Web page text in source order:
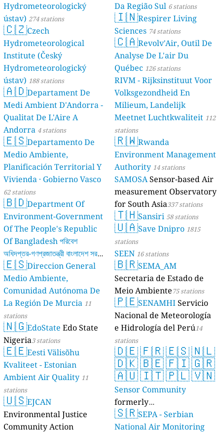
Hydrometeorologický
ústav) 274 stations
🇨🇿Czech
Hydrometeorological
Institute (Český
Hydrometeorologický
ústav) 188 stations
🇦🇩Departament De
Medi Ambient D'Andorra -
Qualitat De L'Aire A
Andorra 4 stations
🇪🇸Departamento De
Medio Ambiente,
Planificación Territorial Y
Vivienda · Gobierno Vasco
62 stations
🇧🇩Department Of
Environment-Government
Of The People's Republic
Of Bangladesh পরিবেশ
অধিদপ্তর-গণপ্রজাতন্ত্রী বাংলাদেশ সরকার
17 stations
🇪🇸Direccion General
Medio Ambiente,
Comunidad Autónoma De
La Región De Murcia 11
stations
🇳🇬EdoState Edo State
Nigeria3 stations
🇪🇪Eesti Välisõhu
Kvaliteet - Estonian
Ambient Air Quality 11
stations
🇺🇸EJCAN
Environmental Justice
Community Action
Da Região Sul 6 stations
🇮🇳Respirer Living
Sciences 74 stations
🇨🇦Revolv'Air, Outil De
Analyse De L'air Du
Québec 126 stations
RIVM - Rijksinstituut Voor
Volksgezondheid En
Milieum, Landelijk
Meetnet Luchtkwaliteit 112
stations
🇷🇼Rwanda
Environment Management
Authority 14 stations
SAMOSASensor-based Air
measurement Observatory
for South Asia337 stations
🇹🇭Sansiri 58 stations
🇺🇦Save Dnipro 1815
stations
SEEN 16 stations
🇧🇷SEMA_AM
Secretaria de Estado de
Meio Ambiente75 stations
🇵🇪SENAMHIServicio
Nacional de Meteorología
e Hidrología del Perú14
stations
🇩🇪🇫🇷🇪🇸🇳🇱
🇩🇰🇧🇪🇫🇮🇬🇷
🇦🇺🇮🇹🇵🇱🇻🇳
Sensor Community
formerly
luftdaten.info35822 stations
🇸🇷SEPA - Serbian
National Air Monitoring